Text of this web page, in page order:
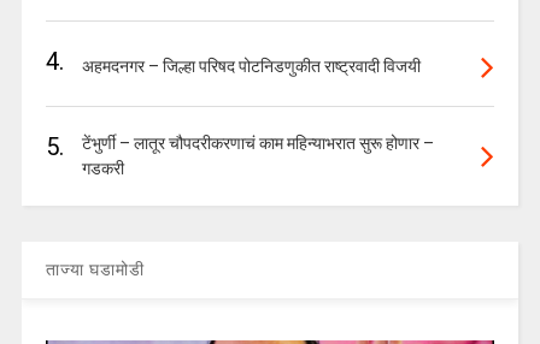
4. अहमदनगर – जिल्हा परिषद पोटनिडणुकीत राष्ट्रवादी विजयी
5.
टेंभुर्णी – लातूर चौपदरीकरणाचं काम महिन्याभरात सुरू होणार –
गडकरी
ताज्या घडामोडी